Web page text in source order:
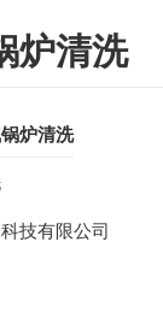
炉清洗
炉清洗
技有限公司